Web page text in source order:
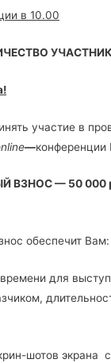
в 10.00
участие в
—
ВЗНОС — 50 000
обеспечит Вам:
для
шотов экрана